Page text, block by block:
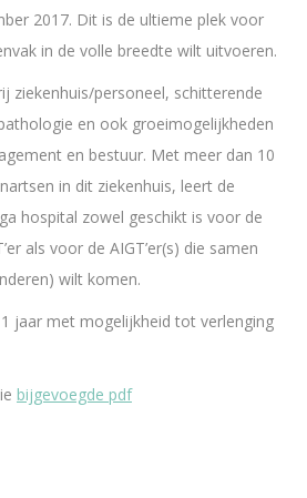
2017. Dit is de ultieme plek voor
in de volle breedte wilt uitvoeren.
ziekenhuis/personeel, schitterende
en ook groeimogelijkheden
en bestuur. Met meer dan 10
in dit ziekenhuis, leert de
hospital zowel geschikt is voor de
als voor de AIGT’er(s) die samen
wilt komen.
jaar met mogelijkheid tot verlenging
bijgevoegde pdf